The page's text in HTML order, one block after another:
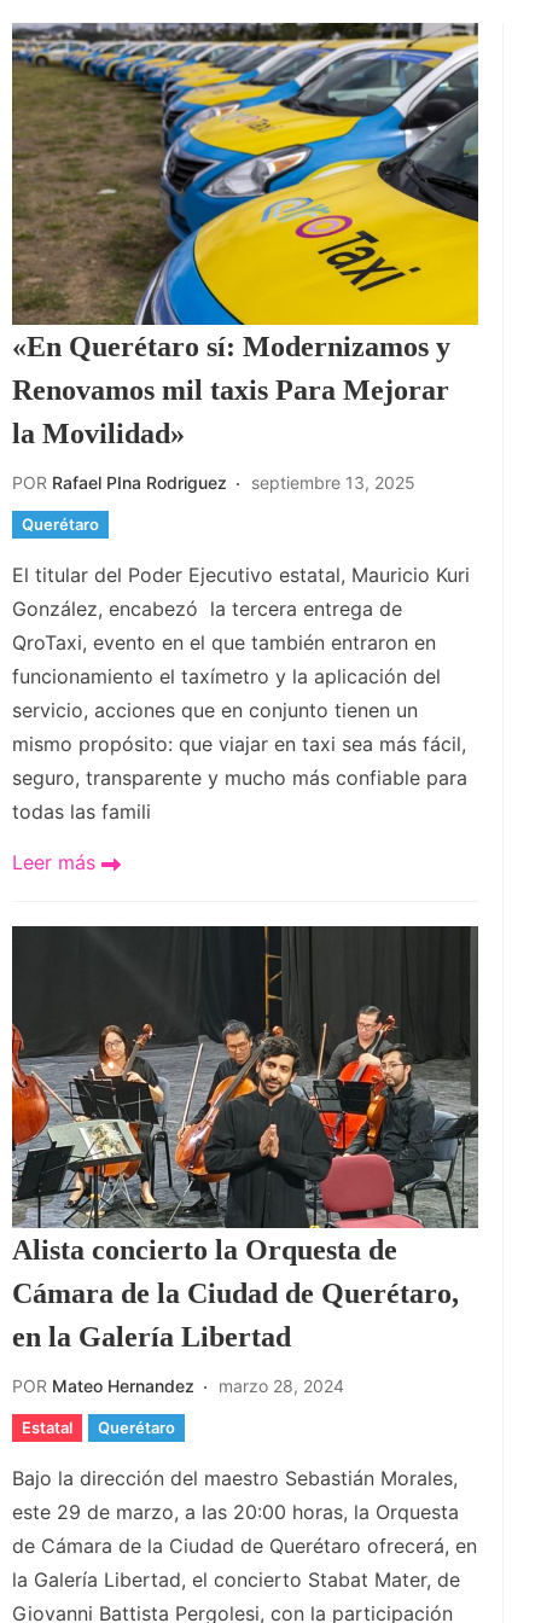
«En Querétaro sí: Modernizamos y
Renovamos mil taxis Para Mejorar
la Movilidad»
POR Rafael PIna Rodriguez septiembre 13, 2025
Querétaro
El titular del Poder Ejecutivo estatal, Mauricio Kuri
González, encabezó la tercera entrega de
QroTaxi, evento en el que también entraron en
funcionamiento el taxímetro y la aplicación del
servicio, acciones que en conjunto tienen un
mismo propósito: que viajar en taxi sea más fácil,
seguro, transparente y mucho más confiable para
todas las famili
Leer más
Alista concierto la Orquesta de
Cámara de la Ciudad de Querétaro,
en la Galería Libertad
POR Mateo Hernandez marzo 28, 2024
Estatal Querétaro
Bajo la dirección del maestro Sebastián Morales,
este 29 de marzo, a las 20:00 horas, la Orquesta
de Cámara de la Ciudad de Querétaro ofrecerá, en
la Galería Libertad, el concierto Stabat Mater, de
Giovanni Battista Pergolesi, con la participación